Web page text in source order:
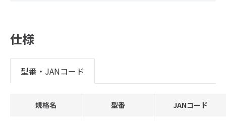
仕様
型番・JANコード
規格名 型番 JANコード